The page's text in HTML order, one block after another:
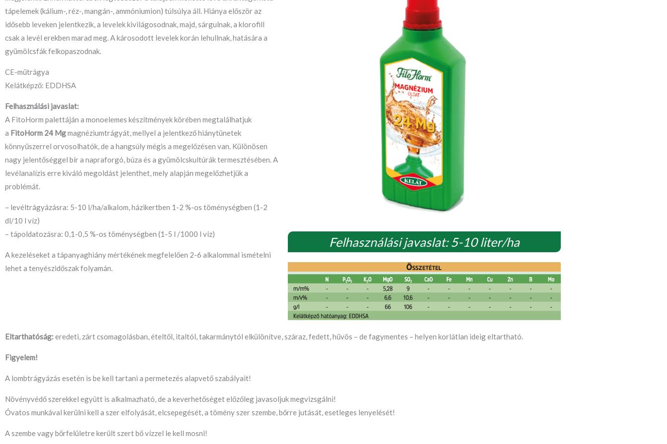
tápelemek (kálium-, réz-, mangán-, ammóniumion) túlsúlya áll. Hiánya először az
idősebb leveken jelentkezik, a levelek kivilágosodnak, majd, sárgulnak, a klorofill
csak a levél erekben marad meg. A károsodott levelek korán lehullnak, hatására a
gyümölcsfák felkopaszodnak.
CE-műtrágya
Kelátképző: EDDHSA
Felhasználási javaslat:
A FitoHorm palettáján a monoelemes készítmények körében megtalálhatjuk
a FitoHorm 24 Mgmagnéziumtrágyát, mellyel a jelentkező hiánytünetek
könnyűszerrel orvosolhatók, de a hangsúly mégis a megelőzésen van. Különösen
nagy jelentőséggel bír a napraforgó, búza és a gyümölcskultúrák termesztésében. A
levélanalízis erre kiváló megoldást jelenthet, mely alapján megelőzhetjük a
problémát.
– levéltrágyázásra: 5-10 l/ha/alkalom, házikertben 1-2 %-os töménységben (1-2
dl/10 l víz)
– tápoldatozásra: 0,1-0,5 %-os töménységben (1-5 l /1000 l víz)
A kezeléseket a tápanyaghiány mértékének megfelelően 2-6 alkalommal ismételni
lehet a tenyészidőszak folyamán.
Felhasználási javaslat: 5-10 liter/ha
Eltarthatóság:eredeti, zárt csomagolásban, ételtől, italtól, takarmánytól elkülönítve, száraz, fedett, hűvös – de fagymentes – helyen korlátlan ideig eltartható.
Figyelem!
A lombtrágyázás esetén is be kell tartani a permetezés alapvető szabályait!
Növényvédő szerekkel együtt is alkalmazható, de a keverhetőséget előzőleg javasoljuk megvizsgálni!
Óvatos munkával kerülni kell a szer elfolyását, elcsepegését, a tömény szer szembe, bőrre jutását, esetleges lenyelését!
A szembe vagy bőrfelületre került szert bő vízzel le kell mosni!